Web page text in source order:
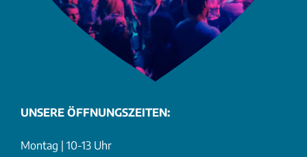
UNSERE ÖFFNUNGSZEITEN:
Montag | 10-13 Uhr